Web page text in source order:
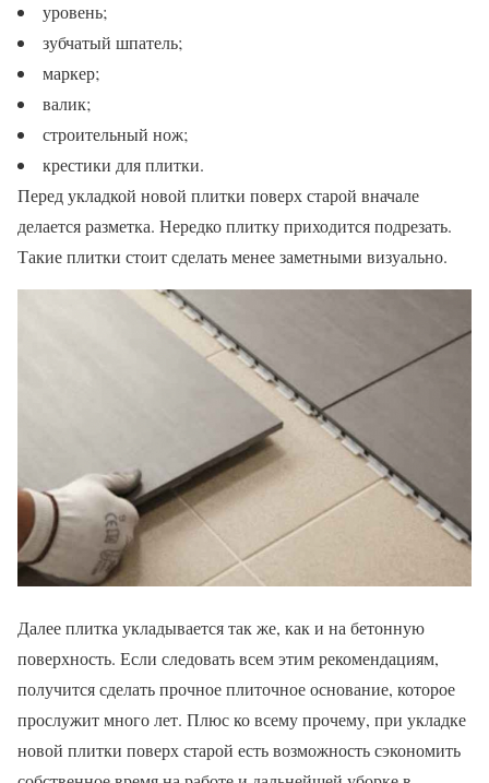
уровень;
зубчатый шпатель;
маркер;
валик;
строительный нож;
крестики для плитки.
Перед укладкой новой плитки поверх старой вначале
делается разметка. Нередко плитку приходится подрезать.
Такие плитки стоит сделать менее заметными визуально.
Далее плитка укладывается так же, как и на бетонную
поверхность. Если следовать всем этим рекомендациям,
получится сделать прочное плиточное основание, которое
прослужит много лет. Плюс ко всему прочему, при укладке
новой плитки поверх старой есть возможность сэкономить